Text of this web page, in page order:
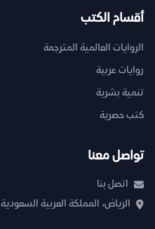
أقسام الكتب
الروايات العالمية المترجمة
روايات عربية
تنمية بشرية
كتب حصرية
تواصل معنا
اتصل بنا
الرياض، المملكة العربية السعودية